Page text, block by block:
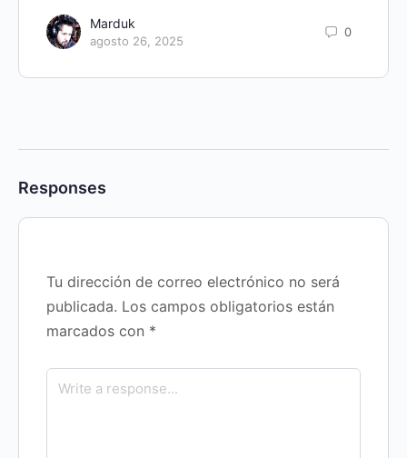
Marduk
agosto 26, 2025
0
Responses
Tu dirección de correo electrónico no será
publicada. Los campos obligatorios están
marcados con *